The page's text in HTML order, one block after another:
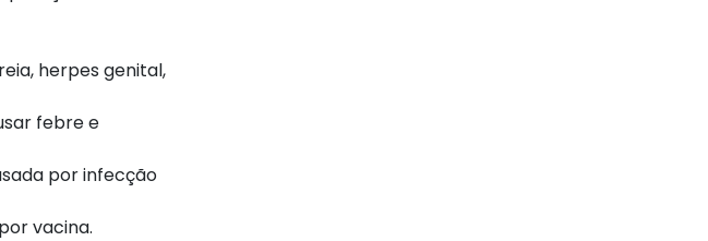
herpes genital,
febre e
por infecção
vacina.